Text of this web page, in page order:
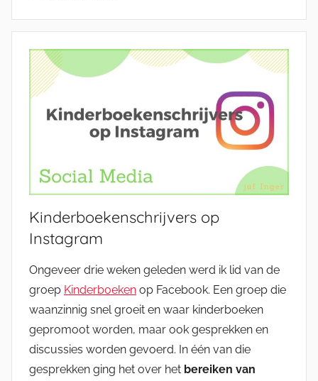
Kinderboekenschrijvers op
Instagram
Ongeveer drie weken geleden werd ik lid van de
groep Kinderboeken op Facebook. Een groep die
waanzinnig snel groeit en waar kinderboeken
gepromoot worden, maar ook gesprekken en
discussies worden gevoerd. In één van die
gesprekken ging het over het bereiken van